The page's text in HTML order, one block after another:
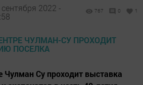
2022 -
767 0 1
Чулман Су проходит выставка